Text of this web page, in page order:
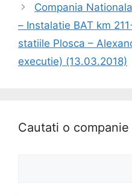
Compania
– Instalatie BAT km
statiile Plosca –
executie) (13.03.2018)
Cautati o companie